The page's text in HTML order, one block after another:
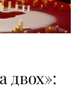
двох»: